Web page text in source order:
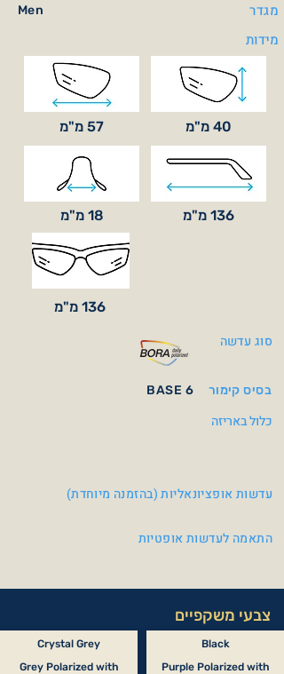
Men
מגדר
מידות
57 מ"מ 40 מ"מ
18 מ"מ 136 מ"מ
136 מ"מ
סוג עדשה
BASE 6 בסיס קימור
כלול באריזה
עדשות אופציונאליות (בהזמנה מיוחדת)
התאמה לעדשות אופטיות
צבעי משקפיים
Crystal Grey
Grey Polarized with
Black
Purple Polarized with